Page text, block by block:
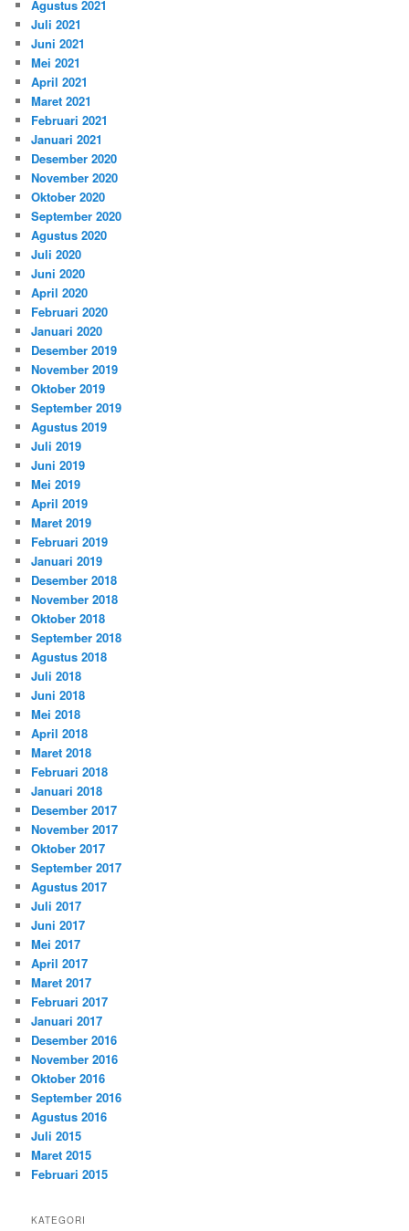
Agustus 2021
Juli 2021
Juni 2021
Mei 2021
April 2021
Maret 2021
Februari 2021
Januari 2021
Desember 2020
November 2020
Oktober 2020
September 2020
Agustus 2020
Juli 2020
Juni 2020
April 2020
Februari 2020
Januari 2020
Desember 2019
November 2019
Oktober 2019
September 2019
Agustus 2019
Juli 2019
Juni 2019
Mei 2019
April 2019
Maret 2019
Februari 2019
Januari 2019
Desember 2018
November 2018
Oktober 2018
September 2018
Agustus 2018
Juli 2018
Juni 2018
Mei 2018
April 2018
Maret 2018
Februari 2018
Januari 2018
Desember 2017
November 2017
Oktober 2017
September 2017
Agustus 2017
Juli 2017
Juni 2017
Mei 2017
April 2017
Maret 2017
Februari 2017
Januari 2017
Desember 2016
November 2016
Oktober 2016
September 2016
Agustus 2016
Juli 2015
Maret 2015
Februari 2015
KATEGORI